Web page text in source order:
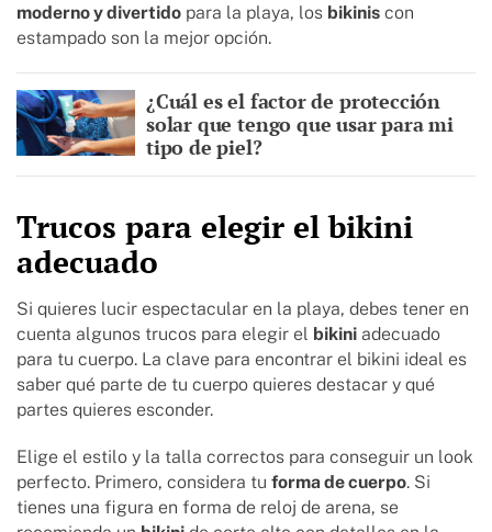
moderno y divertido para la playa, los bikinis con
estampado son la mejor opción.
¿Cuál es el factor de protección
solar que tengo que usar para mi
tipo de piel?
Trucos para elegir el bikini
adecuado
Si quieres lucir espectacular en la playa, debes tener en
cuenta algunos trucos para elegir el bikini adecuado
para tu cuerpo. La clave para encontrar el bikini ideal es
saber qué parte de tu cuerpo quieres destacar y qué
partes quieres esconder.
Elige el estilo y la talla correctos para conseguir un look
perfecto. Primero, considera tu forma de cuerpo. Si
tienes una figura en forma de reloj de arena, se